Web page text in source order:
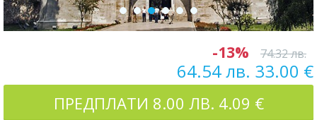
-13% 74.32 лв.
64.54 лв. 33.00 €
ПРЕДПЛАТИ 8.00 ЛВ. 4.09 €